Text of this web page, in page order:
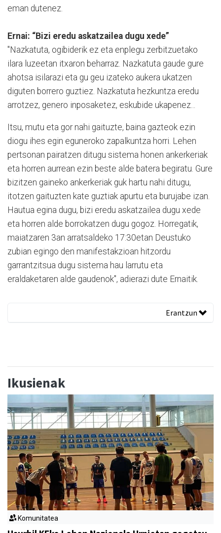
eman dutenez.
Ernai: “Bizi eredu askatzailea dugu xede”
"Nazkatuta, ogibiderik ez eta enplegu zerbitzuetako
ilara luzeetan itxaron beharraz. Nazkatuta gaude gure
ahotsa isilarazi eta gu geu izateko aukera ukatzen
diguten borrero guztiez. Nazkatuta hezkuntza eredu
arrotzez, genero inposaketez, eskubide ukapenez...
Itsu, mutu eta gor nahi gaituzte, baina gazteok ezin
diogu ihes egin eguneroko zapalkuntza horri. Lehen
pertsonan pairatzen ditugu sistema honen ankerkeriak
eta horren aurrean ezin beste alde batera begiratu. Gure
bizitzen gaineko ankerkeriak guk hartu nahi ditugu,
itotzen gaituzten kate guztiak apurtu eta burujabe izan.
Hautua egina dugu, bizi eredu askatzailea dugu xede
eta horren alde borrokatzen dugu gogoz. Horregatik,
maiatzaren 3an arratsaldeko 17:30etan Deustuko
zubian egingo den manifestakzioan hitzordu
garrantzitsua dugu sistema hau larrutu eta
eraldaketaren alde gaudenok", adierazi dute Ernaitik.
Erantzun
Ikusienak
Komunitatea